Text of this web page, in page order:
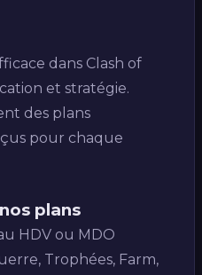
dans Clash of
et stratégie.
des plans
pour chaque
plans
HDV ou MDO
Trophées, Farm,